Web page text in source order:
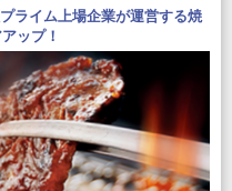
ライム上場企業が運営する焼
ップ！